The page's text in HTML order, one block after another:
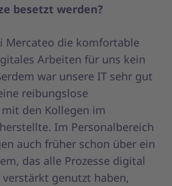
besetzt werden?
Mercateo die komfortable
Arbeiten für uns kein
war unsere IT sehr gut
reibungslose
den Kollegen im
Im Personalbereich
auch früher schon über ein
das alle Prozesse digital
genutzt haben,